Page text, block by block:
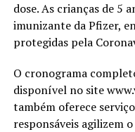
dose. As crianças de 5
imunizante da Pfizer,
protegidas pela
O cronograma
disponível no site
também oferece
responsáveis agilizem